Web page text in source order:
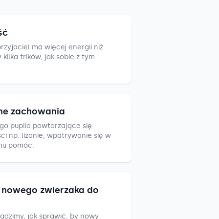
ma więcej energii niż
trików, jak sobie z tym
zachowania
pupila powtarzające się
np. lizanie, wpatrywanie się w
pomóc.
zwierzaka do
jak sprawić, by nowy